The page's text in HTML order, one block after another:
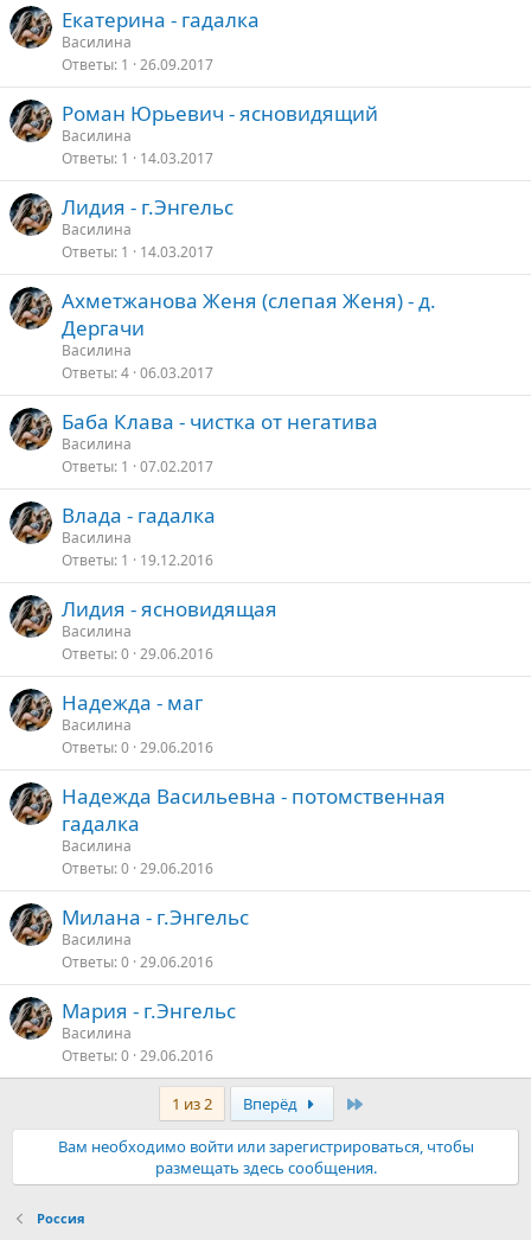
Екатерина - гадалка
Василина
Ответы 1 26.09.2017
Роман Юрьевич - ясновидящий
Василина
Ответы 1 14.03.2017
Лидия - г.Энгельс
Василина
Ответы 1 14.03.2017
Ахметжанова Женя (слепая Женя) - д.
Дергачи
Василина
Ответы 4 06.03.2017
Баба Клава - чистка от негатива
Василина
Ответы 1 07.02.2017
Влада - гадалка
Василина
Ответы 1 19.12.2016
Лидия - ясновидящая
Василина
Ответы 0 29.06.2016
Надежда - маг
Василина
Ответы 0 29.06.2016
Надежда Васильевна - потомственная
гадалка
Василина
Ответы 0 29.06.2016
Милана - г.Энгельс
Василина
Ответы 0 29.06.2016
Мария - г.Энгельс
Василина
Ответы 0 29.06.2016
1 из 2 Вперёд
Вам необходимо войти или зарегистрироваться, чтобы
размещать здесь сообщения.
Россия